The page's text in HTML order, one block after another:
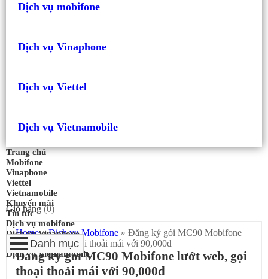
Dịch vụ mobifone
Dịch vụ Vinaphone
Dịch vụ Viettel
Dịch vụ Vietnamobile
Trang chủ
Mobifone
Vinaphone
Viettel
Vietnamobile
Khuyến mãi
Tin tức
Dịch vụ mobifone
Dịch vụ Vinaphone
Dịch vụ Viettel
Dịch vụ Vietnamobile
Giỏ hàng(0)
Home»Dịch vụ Mobifone » Đăng ký gói MC90 Mobifone
lướt web, gọi thoại thoải mái với 90,000đ
Đăng ký gói MC90 Mobifone lướt web, gọi
thoại thoải mái với 90,000đ